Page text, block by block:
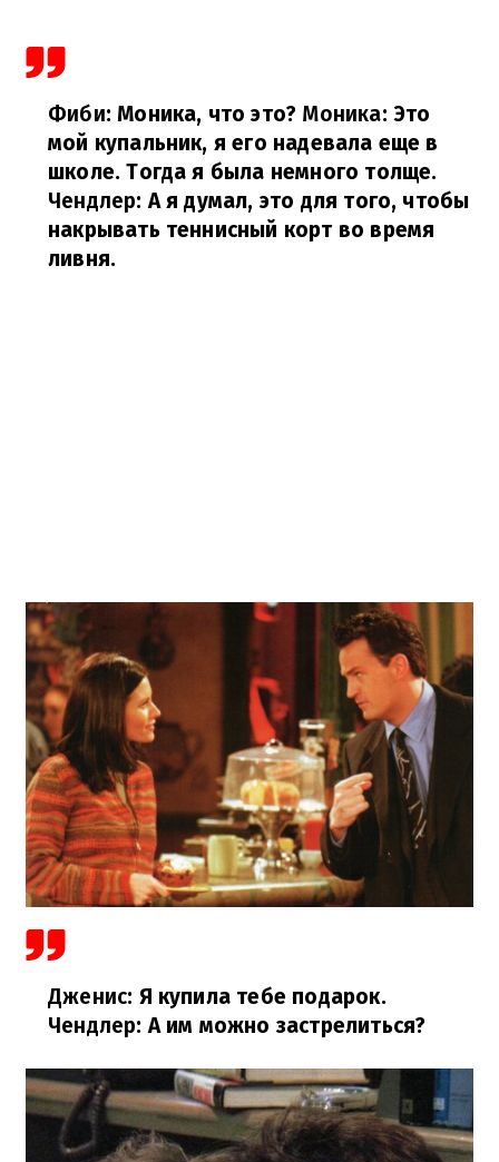
Фиби: Моника, что это? Моника: Это
мой купальник, я его надевала еще в
школе. Тогда я была немного толще.
Чендлер: А я думал, это для того, чтобы
накрывать теннисный корт во время
ливня.
Дженис: Я купила тебе подарок.
Чендлер: А им можно застрелиться?